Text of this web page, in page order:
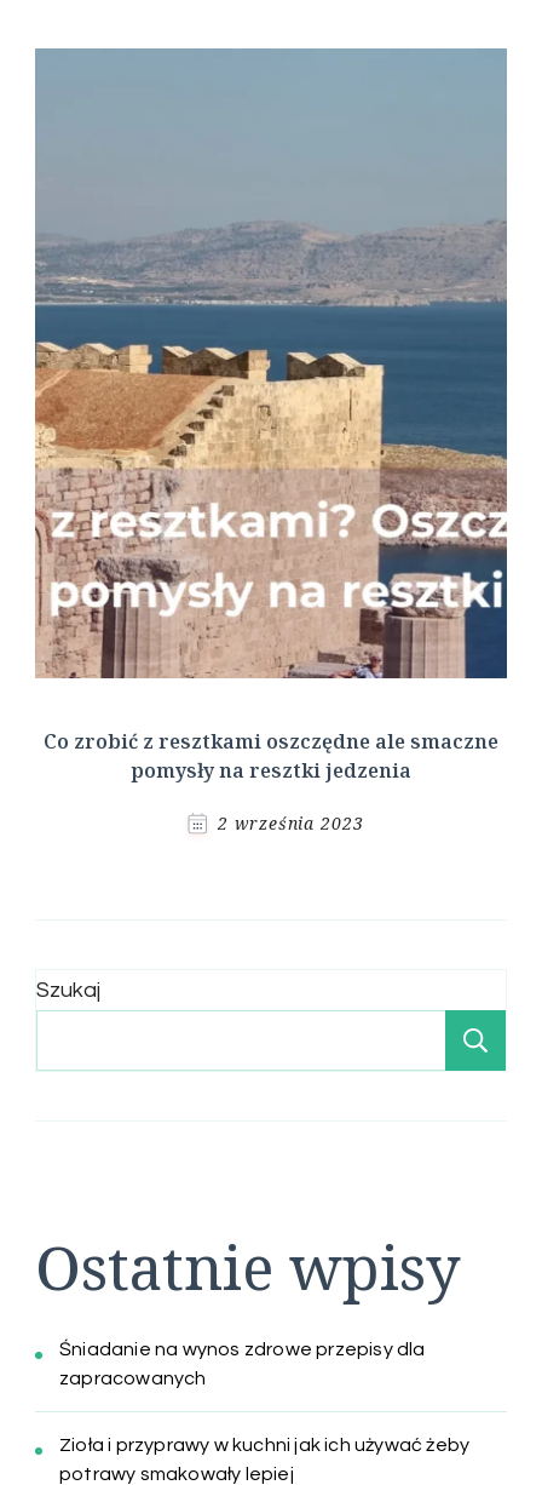
Co zrobić z resztkami oszczędne ale smaczne
pomysły na resztki jedzenia
2 września 2023
Szukaj
Ostatnie wpisy
Śniadanie na wynos zdrowe przepisy dla
zapracowanych
Zioła i przyprawy w kuchni jak ich używać żeby
potrawy smakowały lepiej